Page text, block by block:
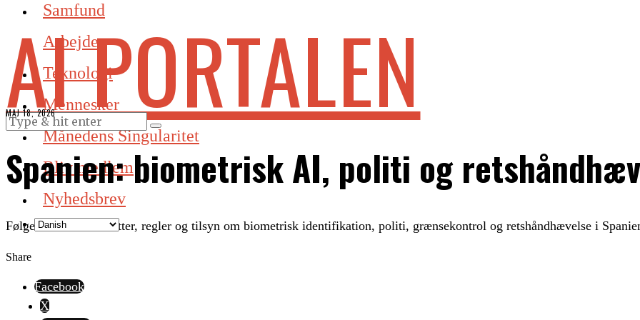
Samfund
Arbejde
Teknologi
Mennesker
Månedens Singularitet
Bliv medlem
Nyhedsbrev
AI PORTALEN
MAJ 18, 2026
Spanien: biometrisk AI, politi og
Følger nationale debatter, regler og tilsyn om biometrisk identifikation, politi, grænsekontrol og retshåndhævelse i
Share
Facebook
X